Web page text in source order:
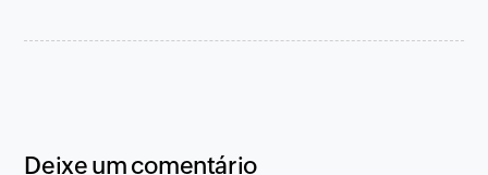
Deixe um comentário